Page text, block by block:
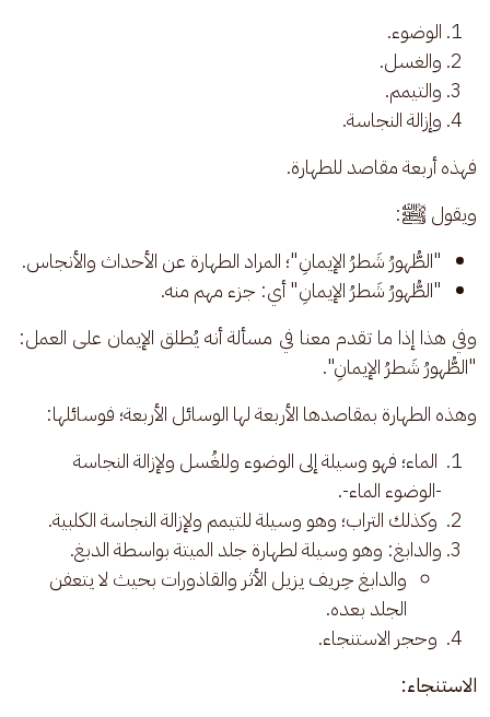
الوضوء.
والغسل.
والتيمم.
وإزالة النجاسة.
فهذه أربعة مقاصد للطهارة.
ويقول ﷺ:
"الطُّهورُ شَطرُ الإيمانِ"؛ المراد الطهارة عن الأحداث والأنجاس.
"الطُّهورُ شَطرُ الإيمانِ" أي: جزء مهم منه.
وفي هذا إذا ما تقدم معنا في مسألة أنه يُطلق الإيمان على العمل:
"الطُّهورُ شَطرُ الإيمانِ".
وهذه الطهارة بمقاصدها الأربعة لها الوسائل الأربعة؛ فوسائلها:
الماء؛ فهو وسيلة إلى الوضوء وللغُسل ولإزالة النجاسة
-الوضوء الماء-.
وكذلك التراب؛ وهو وسيلة للتيمم ولإزالة النجاسة الكلبية.
والدابغ: وهو وسيلة لطهارة جلد الميتة بواسطة الدبغ.
والدابغ حِريف يزيل الأثر والقاذورات بحيث لا يتعفن
الجلد بعده.
وحجر الاستنجاء.
الاستنجاء: